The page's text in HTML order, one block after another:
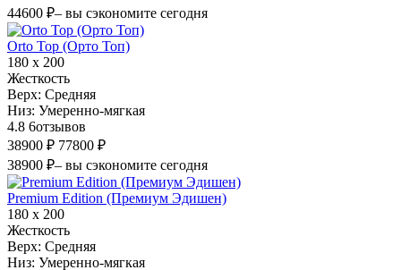
44600 ₽– вы сэкономите сегодня
Orto Top (Орто Топ)
180 х 200
Жесткость
Верх: Средняя
Низ: Умеренно-мягкая
4.8 6отзывов
38900 ₽ 77800 ₽
38900 ₽– вы сэкономите сегодня
Premium Edition (Премиум Эдишен)
180 х 200
Жесткость
Верх: Средняя
Низ: Умеренно-мягкая